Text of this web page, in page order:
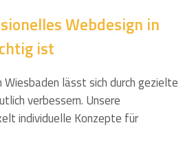
Webdesign in
ist
Wiesbaden lässt sich durch gezielte
verbessern. Unsere
individuelle Konzepte für